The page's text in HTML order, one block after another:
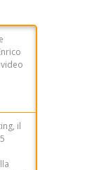
il
degli